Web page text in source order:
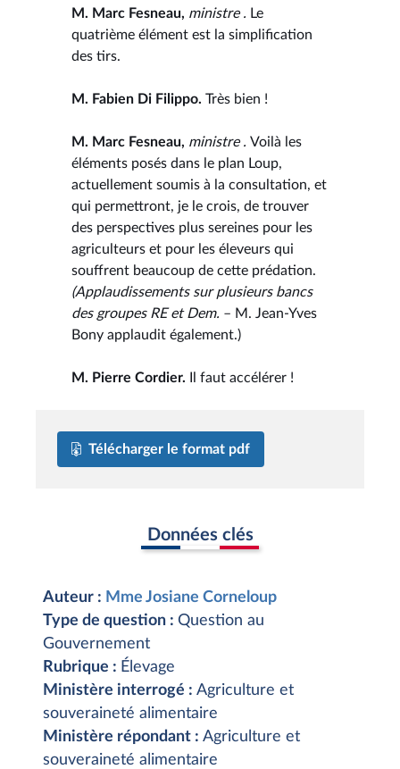
M. Marc Fesneau, ministre . Le
quatrième élément est la simplification
des tirs.
M. Fabien Di Filippo. Très bien !
M. Marc Fesneau, ministre . Voilà les
éléments posés dans le plan Loup,
actuellement soumis à la consultation, et
qui permettront, je le crois, de trouver
des perspectives plus sereines pour les
agriculteurs et pour les éleveurs qui
souffrent beaucoup de cette prédation.
(Applaudissements sur plusieurs bancs
des groupes RE et Dem. – M. Jean-Yves
Bony applaudit également.)
M. Pierre Cordier. Il faut accélérer !
Télécharger le format pdf
Données clés
Auteur : Mme Josiane Corneloup
Type de question : Question au
Gouvernement
Rubrique : Élevage
Ministère interrogé : Agriculture et
souveraineté alimentaire
Ministère répondant : Agriculture et
souveraineté alimentaire